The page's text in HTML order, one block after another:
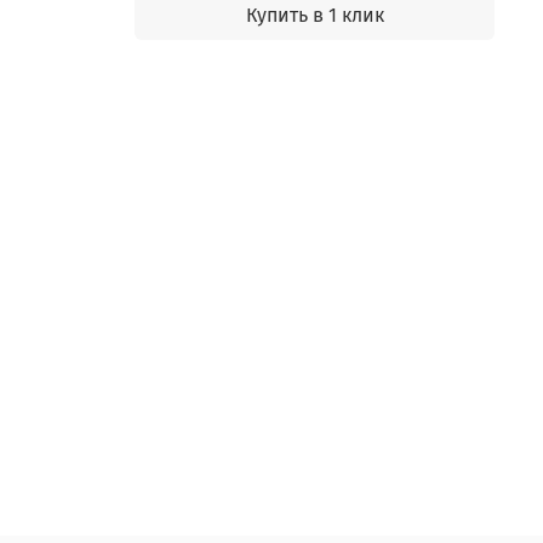
Купить в 1 клик